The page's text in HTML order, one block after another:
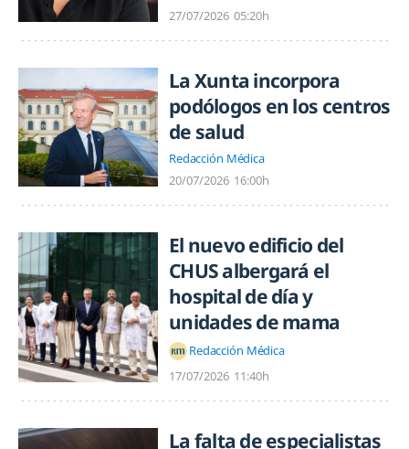
27/07/2026 05:20h
La Xunta incorpora
podólogos en los centros
de salud
Redacción Médica
20/07/2026 16:00h
El nuevo edificio del
CHUS albergará el
hospital de día y
unidades de mama
Redacción Médica
17/07/2026 11:40h
La falta de especialistas